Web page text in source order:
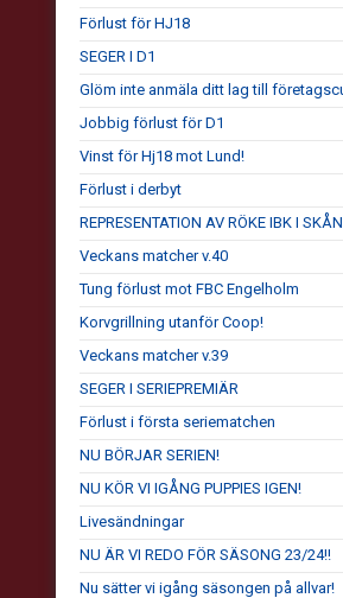
Förlust för HJ18
SEGER I D1
Glöm inte anmäla ditt lag till
Jobbig förlust för D1
Vinst för Hj18 mot Lund!
Förlust i derbyt
REPRESENTATION AV RÖKE IBK I
Veckans matcher v.40
Tung förlust mot FBC Engelholm
Korvgrillning utanför Coop!
Veckans matcher v.39
SEGER I SERIEPREMIÄR
Förlust i första seriematchen
NU BÖRJAR SERIEN!
NU KÖR VI IGÅNG PUPPIES IGEN!
Livesändningar
NU ÄR VI REDO FÖR SÄSONG 23/24!!
Nu sätter vi igång säsongen på allvar!